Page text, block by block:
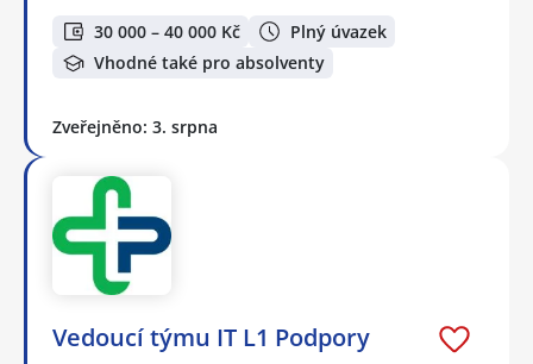
30 000 – 40 000 Kč
Plný úvazek
Vhodné také pro absolventy
Zveřejněno: 3. srpna
Vedoucí týmu IT L1 Podpory